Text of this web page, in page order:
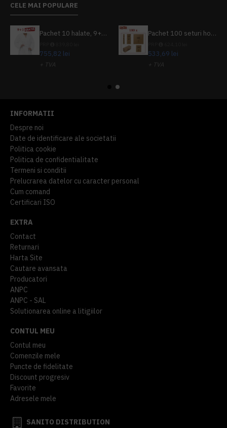
CELE MAI POPULARE
Pachet 10 halate, 9+1 gratuit
755,82 lei
+ TVA
Pachet 100 seturi hoteliere, set dentar, set barbierit, casca de dus, pila unghii, set cusut
533,69 lei
+ TVA
INFORMATII
Despre noi
Date de identificare ale societatii
Politica cookie
Politica de confidentialitate
Termeni si conditii
Prelucrarea datelor cu caracter personal
Cum comand
Certificari ISO
EXTRA
Contact
Returnari
Harta Site
Cautare avansata
Producatori
ANPC
ANPC - SAL
Solutionarea online a litigiilor
CONTUL MEU
Contul meu
Comenzile mele
Puncte de fidelitate
Discount progresiv
Favorite
Adresele mele
SANITO DISTRIBUTION